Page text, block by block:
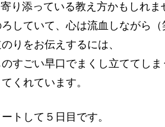
り添っている教え方かもしれま
していて、心は流血しながら（
りをお伝えするには、
すごい早口でまくし立ててしま
くれています。
トして５日目です。